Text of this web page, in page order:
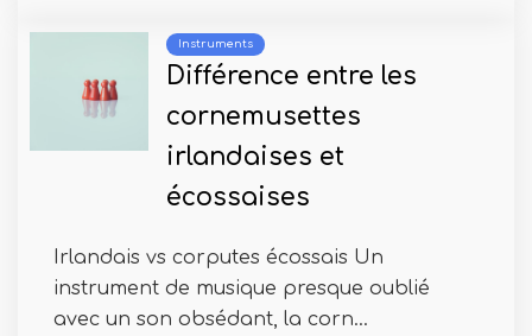
Instruments
Différence entre les
cornemusettes
irlandaises et
écossaises
Irlandais vs corputes écossais Un
instrument de musique presque oublié
avec un son obsédant, la corn...